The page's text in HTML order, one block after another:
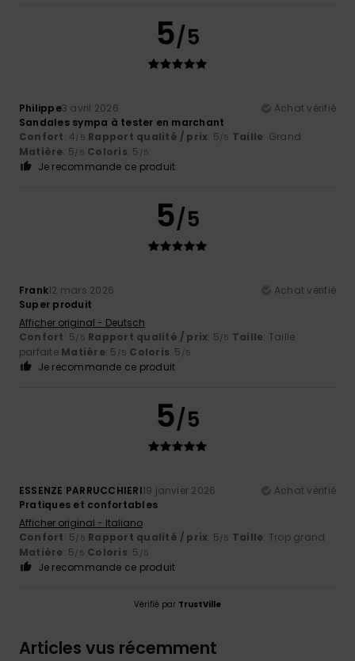
5/5
Philippe3 avril 2026
Achat vérifié
Sandales sympa à tester en marchant
Confort: 4/5 Rapport qualité / prix: 5/5 Taille: Grand
Matière: 5/5 Coloris: 5 /5
Je recommande ce produit
5/5
Frank12 mars 2026
Achat vérifié
Super produit
Afficher original - Deutsch
Confort: 5/5 Rapport qualité / prix: 5/5 Taille: Taille
parfaite Matière: 5 /5 Coloris: 5 /5
Je recommande ce produit
5/5
ESSENZE PARRUCCHIERI19 janvier 2026
Achat vérifié
Pratiques et confortables
Afficher original - Italiano
Confort: 5/5 Rapport qualité / prix: 5/5 Taille: Trop grand
Matière: 5/5 Coloris: 5 /5
Je recommande ce produit
Vérifié par TrustVille
Articles vus récemment